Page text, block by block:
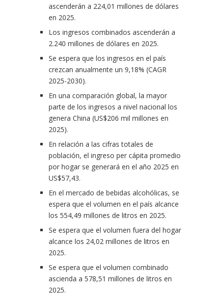
ascenderán a 224,01 millones de dólares
en 2025.
Los ingresos combinados ascenderán a
2.240 millones de dólares en 2025.
Se espera que los ingresos en el país
crezcan anualmente un 9,18% (CAGR
2025-2030).
En una comparación global, la mayor
parte de los ingresos a nivel nacional los
genera China (US$206 mil millones en
2025).
En relación a las cifras totales de
población, el ingreso per cápita promedio
por hogar se generará en el año 2025 en
US$57,43.
En el mercado de bebidas alcohólicas, se
espera que el volumen en el país alcance
los 554,49 millones de litros en 2025.
Se espera que el volumen fuera del hogar
alcance los 24,02 millones de litros en
2025.
Se espera que el volumen combinado
ascienda a 578,51 millones de litros en
2025.